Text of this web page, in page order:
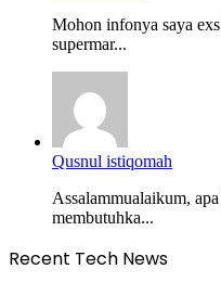
Mohon infonya saya
supermar...
Qusnul istiqomah
Assalammualaikum,
membutuhka...
Recent Tech News